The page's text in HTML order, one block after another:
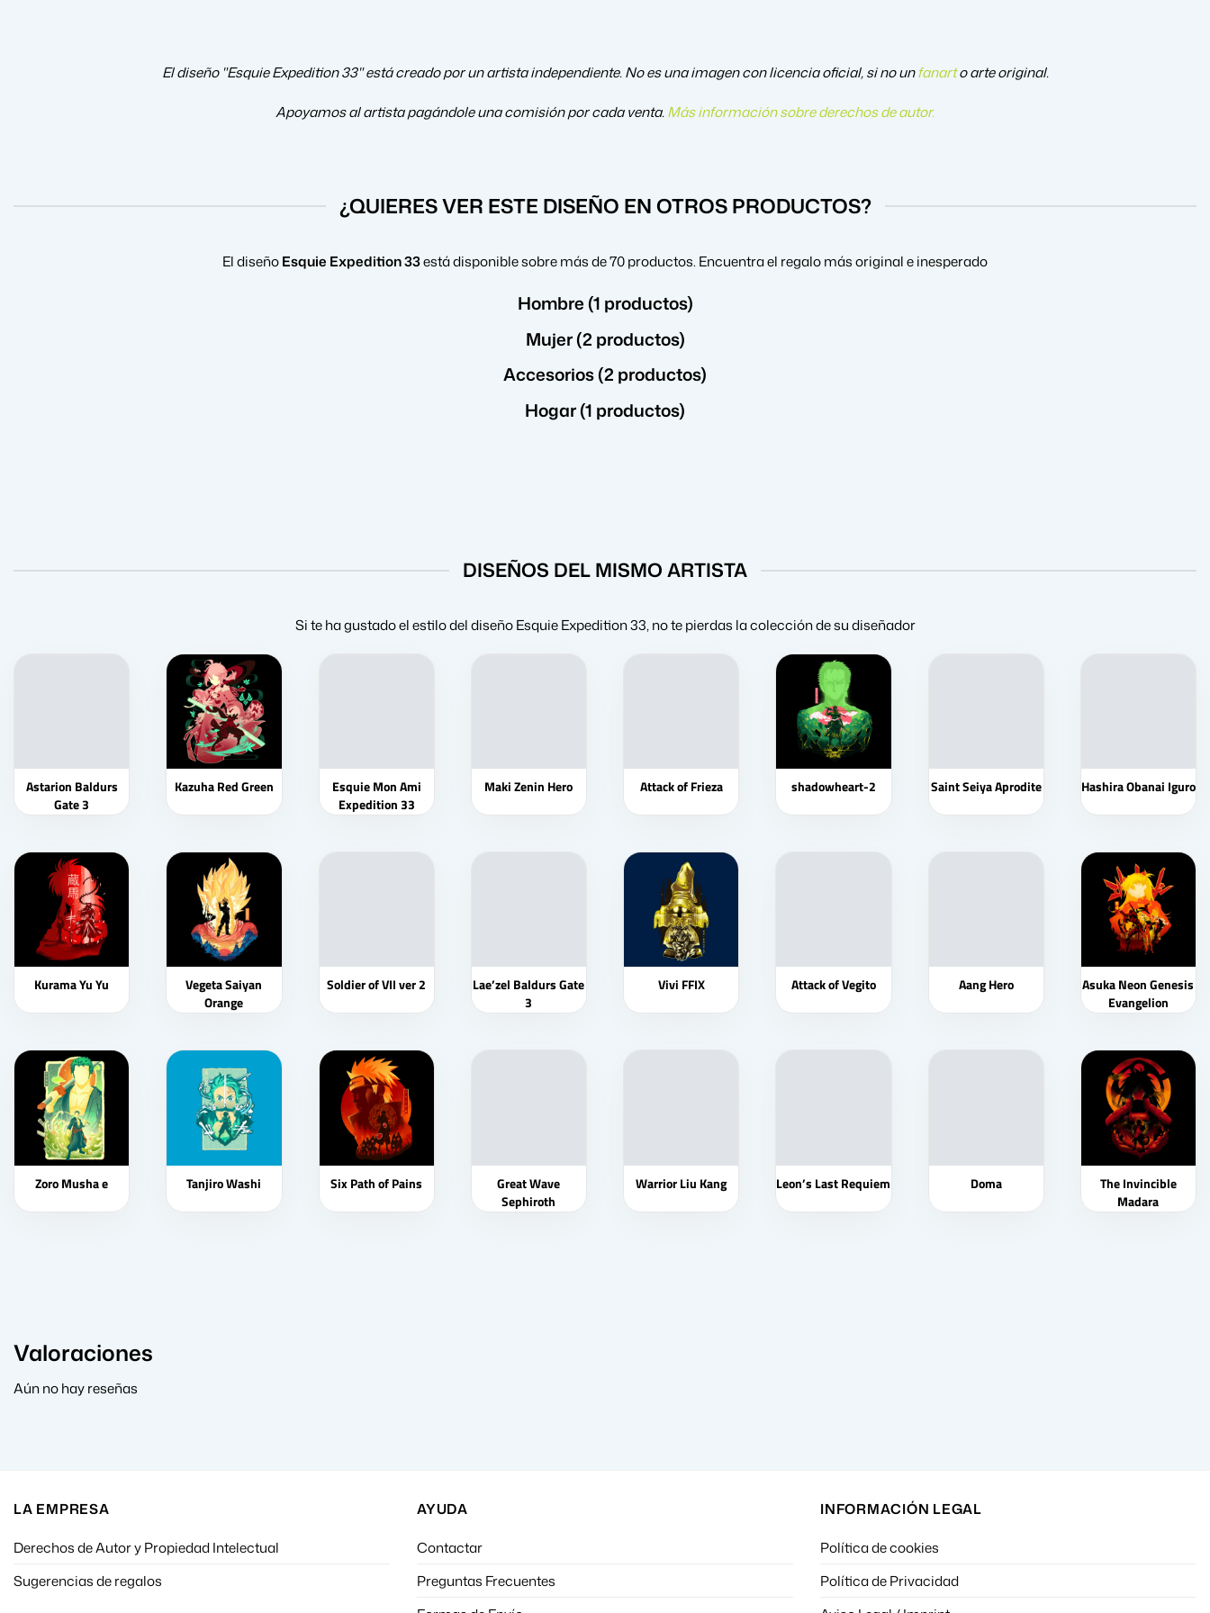
El diseño "Esquie Expedition 33" está creado por un artista independiente. No es una imagen con licencia oficial, si no unfanart o arte original.
Apoyamos al artista pagándole una comisión por cada venta.Más información sobre derechos de autor.
¿QUIERES VER ESTE DISEÑO EN OTROS PRODUCTOS?
El diseñoEsquie Expedition 33está disponible sobre más de 70 productos. Encuentra el regalo más original e inesperado
Hombre (1 productos)
Mujer (2 productos)
Accesorios (2 productos)
Hogar (1 productos)
DISEÑOS DEL MISMO ARTISTA
Si te ha gustado el estilo del diseño Esquie Expedition 33, no te pierdas la colección de su diseñador
Astarion Baldurs
Gate 3
Kazuha Red Green
Esquie Mon Ami
Expedition 33
Maki Zenin Hero Attack of Frieza shadowheart-2 Saint Seiya Aprodite Hashira Obanai Iguro
Kurama Yu Yu
Vegeta Saiyan
Orange
Soldier of VII ver 2
Lae’zel Baldurs Gate
3
Vivi FFIX Attack of Vegito Aang Hero
Asuka Neon Genesis
Evangelion
Zoro Musha e Tanjiro Washi Six Path of Pains
Great Wave
Sephiroth
Warrior Liu Kang Leon’s Last Requiem Doma
The Invincible
Madara
Valoraciones
Aún no hay reseñas
LA EMPRESA
Derechos de Autor y Propiedad Intelectual
Sugerencias de regalos
AYUDA
Contactar
Preguntas Frecuentes
INFORMACIÓN LEGAL
Política de cookies
Política de Privacidad